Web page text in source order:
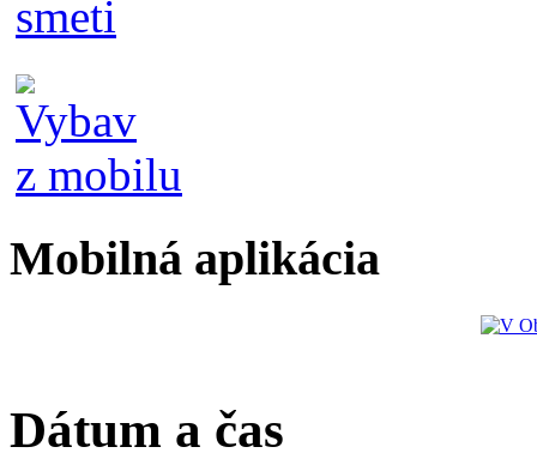
Mobilná aplikácia
Dátum a čas